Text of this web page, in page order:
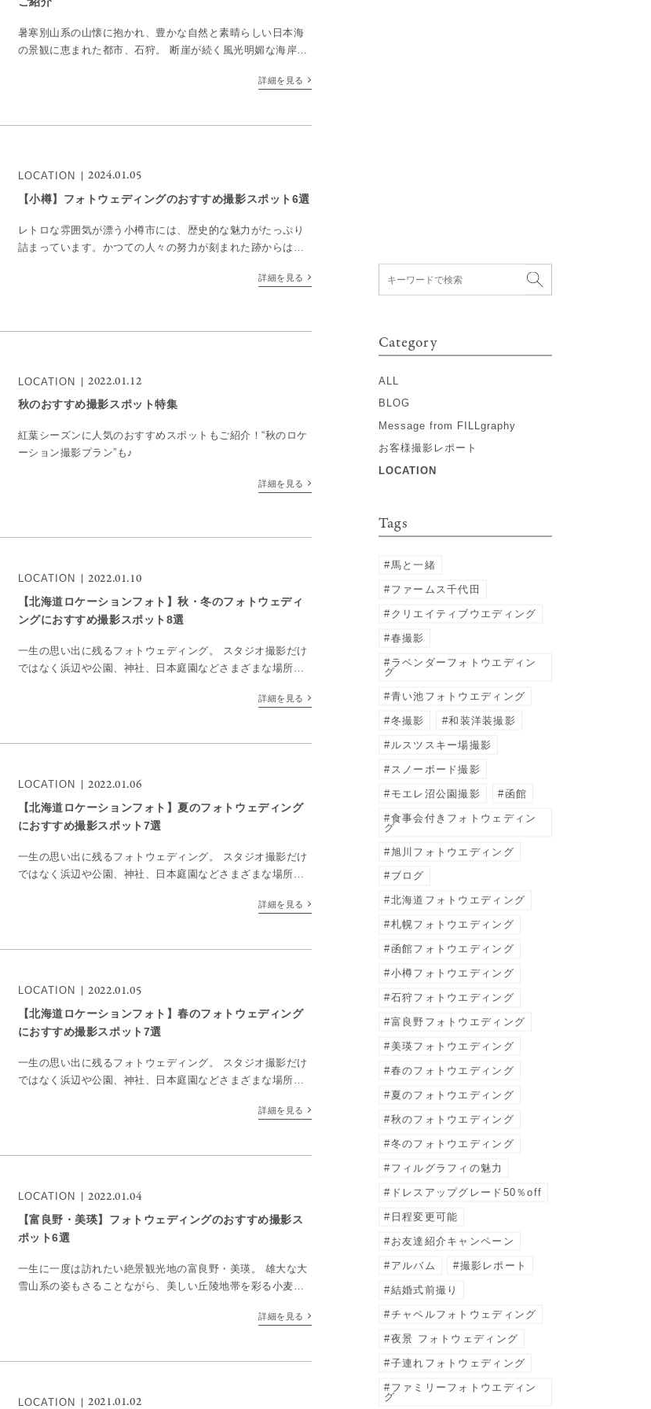
暑寒別山系の山懐に抱かれ、豊かな自然と素晴らしい日本海
の景観に恵まれた都市、石狩。 断崖が続く風光明媚な海岸を
広がります。 ここでは、石狩でフォトウェディングの撮影を
詳細を見る
LOCATION 2024.01.05
【小樽】フォトウェディングのおすすめ撮影スポット6選
レトロな雰囲気が漂う小樽市には、歴史的な魅力がたっぷり
詰まっています。かつての人々の努力が刻まれた跡からは、
な撮影が叶います。 ここでは、小樽でフォトウェディングの
詳細を見る
LOCATION 2022.01.12
秋のおすすめ撮影スポット特集
紅葉シーズンに人気のおすすめスポットもご紹介！“秋のロケ
ーション撮影プラン”も♪
詳細を見る
LOCATION 2022.01.10
【北海道ロケーションフォト】秋・冬のフォトウェディ
ングにおすすめ撮影スポット8選
一生の思い出に残るフォトウェディング。 スタジオ撮影だけ
ではなく浜辺や公園、神社、日本庭園などさまざまな場所で
には、それぞれのシーズンの魅力がたっぷり詰まっています
詳細を見る
LOCATION 2022.01.06
【北海道ロケーションフォト】夏のフォトウェディング
におすすめ撮影スポット7選
一生の思い出に残るフォトウェディング。 スタジオ撮影だけ
ではなく浜辺や公園、神社、日本庭園などさまざまな場所で
折々の景色を背景に、ドレス姿も和装姿も美しく引き立ち、
詳細を見る
LOCATION 2022.01.05
【北海道ロケーションフォト】春のフォトウェディング
におすすめ撮影スポット7選
一生の思い出に残るフォトウェディング。 スタジオ撮影だけ
ではなく浜辺や公園、神社、日本庭園などさまざまな場所で
折々の景色を背景に、ドレス姿も和装姿も美しく引き立ち、
詳細を見る
LOCATION 2022.01.04
【富良野・美瑛】フォトウェディングのおすすめ撮影ス
ポット6選
一生に一度は訪れたい絶景観光地の富良野・美瑛。 雄大な大
雪山系の姿もさることながら、美しい丘陵地帯を彩る小麦畑
い出を写真に残しましょう。 ここでは、富良野・美瑛でフォ
詳細を見る
LOCATION 2021.01.02
Category
ALL
BLOG
Message from FILLgraphy
お客様撮影レポート
LOCATION
Tags
馬と一緒
ファームス千代田
クリエイティブウエディング
春撮影
ラベンダーフォトウエディン
グ
青い池フォトウエディング
冬撮影 和装洋装撮影
ルスツスキー場撮影
スノーボード撮影
モエレ沼公園撮影 函館
食事会付きフォトウェディン
グ
旭川フォトウエディング
ブログ
北海道フォトウエディング
札幌フォトウエディング
函館フォトウエディング
小樽フォトウエディング
石狩フォトウエディング
富良野フォトウエディング
美瑛フォトウエディング
春のフォトウエディング
夏のフォトウエディング
秋のフォトウエディング
冬のフォトウエディング
フィルグラフィの魅力
ドレスアップグレード50％off
日程変更可能
お友達紹介キャンペーン
アルバム 撮影レポート
結婚式前撮り
チャペルフォトウェディング
夜景 フォトウェディング
子連れフォトウェディング
ファミリーフォトウエディン
グ